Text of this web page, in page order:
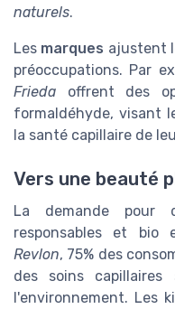
naturels.
Les marques ajustent
préoccupations. Par
Frieda offrent des
formaldéhyde, visant
la santé capillaire de
Vers une beauté
La demande pour
responsables et bio
Revlon, 75% des
des soins
l'environnement. Les